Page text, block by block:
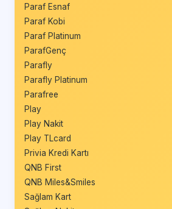
Paraf Esnaf
Paraf Kobi
Paraf Platinum
ParafGenç
Parafly
Parafly Platinum
Parafree
Play
Play Nakit
Play TLcard
Privia Kredi Kartı
QNB First
QNB Miles&Smiles
Sağlam Kart